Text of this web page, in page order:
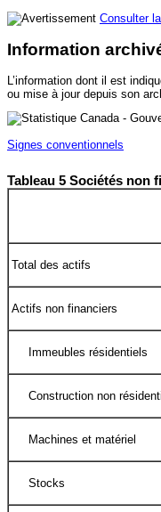
Consulter
Information
L’information dont il est
ou mise à jour depuis son
Signes conventionnels
Tableau 5 Sociétés non
Total des actifs
Actifs non financiers
Immeubles résidentiels
Construction non
Machines et matériel
Stocks